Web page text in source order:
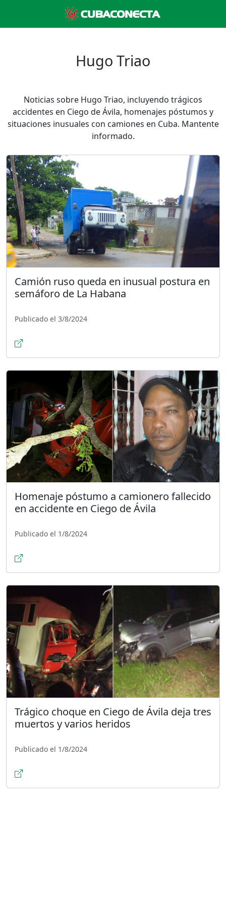
Hugo Triao
Noticias sobre Hugo Triao, incluyendo trágicos
accidentes en Ciego de Ávila, homenajes póstumos y
situaciones inusuales con camiones en Cuba. Mantente
informado.
Camión ruso queda en inusual postura en
semáforo de La Habana
Publicado el 3/8/2024
Homenaje póstumo a camionero fallecido
en accidente en Ciego de Ávila
Publicado el 1/8/2024
Trágico choque en Ciego de Ávila deja tres
muertos y varios heridos
Publicado el 1/8/2024